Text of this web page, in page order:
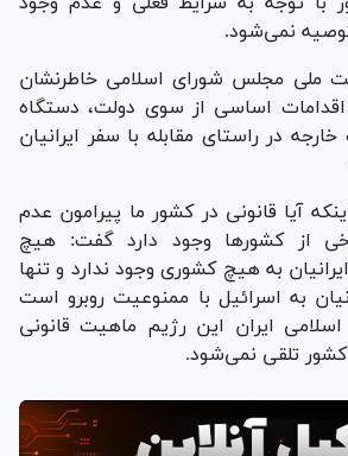
نمی‌شود.
ملی مجلس شورای اسلامی خاطرنشان
اساسی از سوی دولت، دستگاه
در راستای مقابله با سفر ایرانیان
آیا قانونی در کشور ما پیرامون عدم
از کشورها وجود دارد گفت: هیچ
به هیچ کشوری وجود ندارد و تنها
به اسرائیل با ممنوعیت روبرو است
ایران این رژیم ماهیت قانونی
کشور تلقی نمی‌شود.